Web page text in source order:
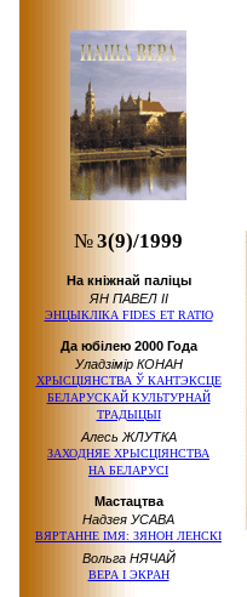
№3(9)/1999
На кніжнай паліцы
ЯН ПАВЕЛ ІІ
ЭНЦЫКЛІКА FIDES ET RATIO
Да юбілею 2000 Года
Уладзімір КОНАН
ХРЫСЦІЯНСТВА Ў КАНТЭКСЦЕ
БЕЛАРУСКАЙ КУЛЬТУРНАЙ
ТРАДЫЦЫІ
Алесь ЖЛУТКА
ЗАХОДНЯЕ ХРЫСЦІЯНСТВА
НА БЕЛАРУСІ
Мастацтва
Надзея УСАВА
ВЯРТАННЕ ІМЯ: ЗЯНОН ЛЕНСКІ
Вольга НЯЧАЙ
ВЕРА І ЭКРАН